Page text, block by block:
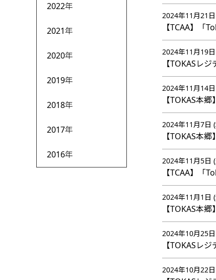
2022年
2021年
2020年
2019年
2018年
2017年
2016年
2024年11月21
【TCAA】「
2024年11月19
【TOKASレ
2024年11月14
【TOKAS本
2024年11月7日
【TOKAS本
2024年11月5日
【TCAA】「
2024年11月1日
【TOKAS本
2024年10月25
【TOKASレ
2024年10月22